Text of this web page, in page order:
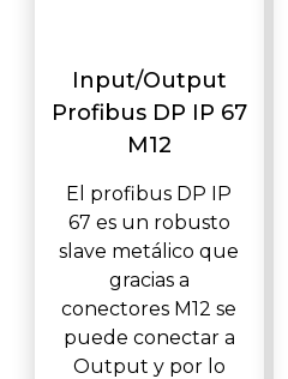
Input/Output
Profibus DP IP 67
M12
El profibus DP IP
67 es un robusto
slave metálico que
gracias a
conectores M12 se
puede conectar a
Output y por lo